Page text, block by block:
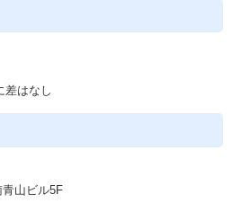
差はなし
山ビル5F